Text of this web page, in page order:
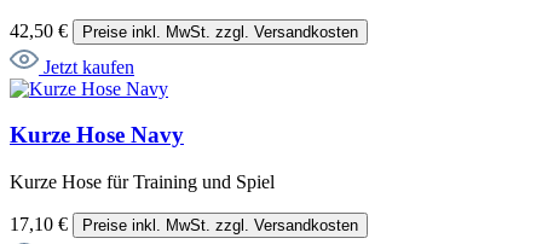
42,50 € Preise inkl. MwSt. zzgl. Versandkosten
Jetzt kaufen
Kurze Hose Navy
Kurze Hose für Training und Spiel
17,10 € Preise inkl. MwSt. zzgl. Versandkosten